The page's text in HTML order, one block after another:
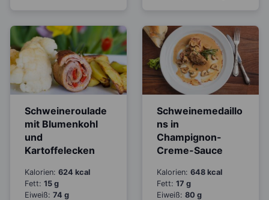
Schweineroulade
mit Blumenkohl
und
Kartoffelecken
Kalorien: 624 kcal
Fett: 15 g
Eiweiß: 74 g
Schweinemedaillo
ns in
Champignon-
Creme-Sauce
Kalorien: 648 kcal
Fett: 17 g
Eiweiß: 80 g